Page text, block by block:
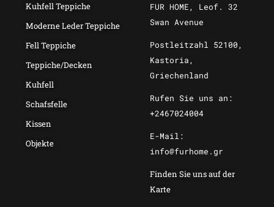
Kuhfell Teppiche
Moderne Leder Teppiche
Fell Teppiche
Teppiche/Decken
Kuhfell
Schafsfelle
Kissen
Objekte
FUR HOME, Leof. 32
Swan Avenue
Postleitzahl 52100,
Kastoria,
Griechenland
Rufen Sie uns an:
+2467024004
E-Mail:
info@furhome.gr
Finden Sie uns auf der
Karte